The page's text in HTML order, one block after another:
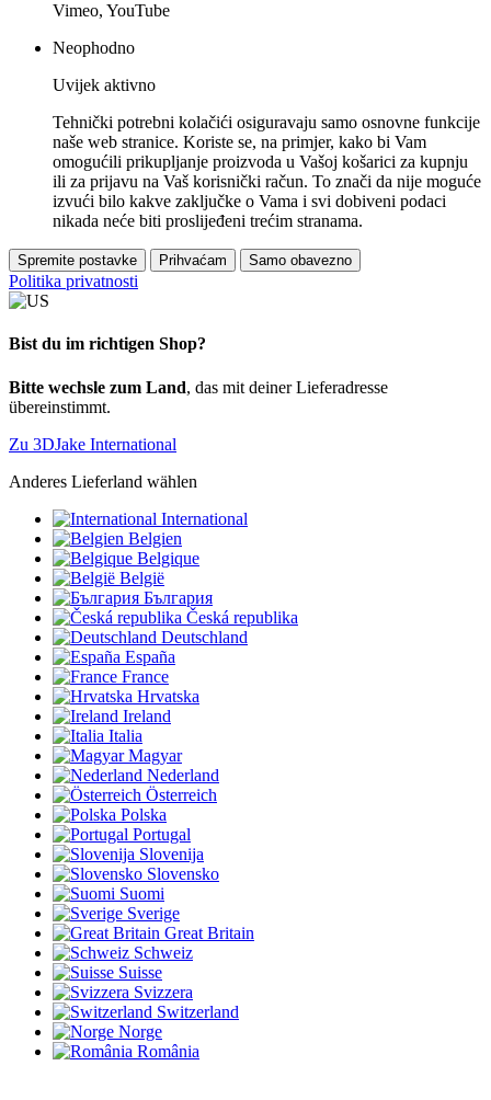
Vimeo, YouTube
Neophodno
Uvijek aktivno
Tehnički potrebni kolačići osiguravaju samo osnovne funkcije
naše web stranice. Koriste se, na primjer, kako bi Vam
omogućili prikupljanje proizvoda u Vašoj košarici za kupnju
ili za prijavu na Vaš korisnički račun. To znači da nije moguće
izvući bilo kakve zaključke o Vama i svi dobiveni podaci
nikada neće biti proslijeđeni trećim stranama.
Spremite postavke Prihvaćam Samo obavezno
Politika privatnosti
Bist du im richtigen Shop?
Bitte wechsle zum Land, das mit deiner Lieferadresse
übereinstimmt.
Zu 3DJake International
Anderes Lieferland wählen
International
Belgien
Belgique
België
България
Česká republika
Deutschland
España
France
Hrvatska
Ireland
Italia
Magyar
Nederland
Österreich
Polska
Portugal
Slovenija
Slovensko
Suomi
Sverige
Great Britain
Schweiz
Suisse
Svizzera
Switzerland
Norge
România